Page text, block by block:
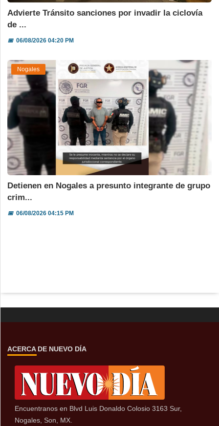
Advierte Tránsito sanciones por invadir la ciclovía
de ...
📅06/08/2026 04:20 PM
Nogales
Detienen en Nogales a presunto integrante de grupo
crim...
📅06/08/2026 04:15 PM
ACERCA DE NUEVO DÍA
Encuentranos en Blvd Luis Donaldo Colosio 3163 Sur,
Nogales, Son, MX.